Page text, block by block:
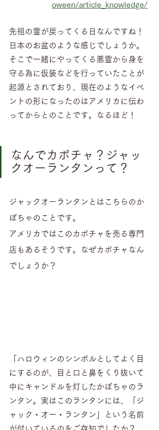
oween/article_knowledge/
先祖の霊が戻ってくる日なんですね！
日本のお盆のような感じでしょうか。
そこで一緒にやってくる悪霊から身を
守る為に仮装などを行っていたことが
起源とされており、現在のようなイベ
ントの形になったのはアメリカに伝わ
ってからとのことです。なるほど！
なんでカボチャ？ジャッ
クオーランタンって？
ジャックオーランタンとはこちらのか
ぼちゃのことです。
アメリカではこのカボチャを売る専門
店もあるそうです。なぜカボチャなん
でしょうか？
「ハロウィンのシンボルとしてよく目
にするのが、目と口と鼻をくり抜いて
中にキャンドルを灯したかぼちゃのラ
ンタン。実はこのランタンには、「ジ
ャック・オー・ランタン」という名前